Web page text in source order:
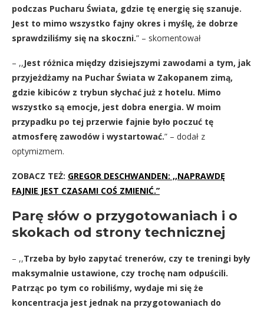
podczas Pucharu Świata, gdzie tę energię się szanuje.
Jest to mimo wszystko fajny okres i myślę, że dobrze
sprawdziliśmy się na skoczni.” – skomentował
– ,,Jest różnica między dzisiejszymi zawodami a tym, jak
przyjeżdżamy na Puchar Świata w Zakopanem zimą,
gdzie kibiców z trybun słychać już z hotelu. Mimo
wszystko są emocje, jest dobra energia. W moim
przypadku po tej przerwie fajnie było poczuć tę
atmosferę zawodów i wystartować.” – dodał z
optymizmem.
ZOBACZ TEŻ: GREGOR DESCHWANDEN: ,,NAPRAWDĘ
FAJNIE JEST CZASAMI COŚ ZMIENIĆ.”
Parę słów o przygotowaniach i o
skokach od strony technicznej
– ,,Trzeba by było zapytać trenerów, czy te treningi były
maksymalnie ustawione, czy trochę nam odpuścili.
Patrząc po tym co robiliśmy, wydaje mi się że
koncentracja jest jednak na przygotowaniach do